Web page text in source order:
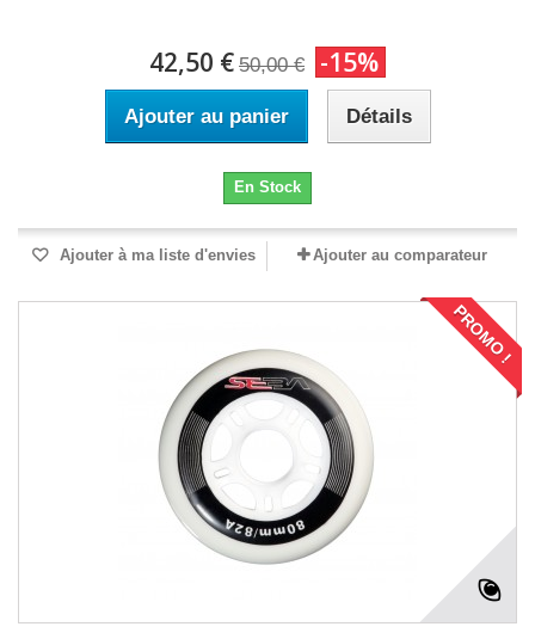
42,50 € 50,00 € -15%
Ajouter au panier Détails
En Stock
Ajouter à ma liste d'envies Ajouter au comparateur
PROMO !